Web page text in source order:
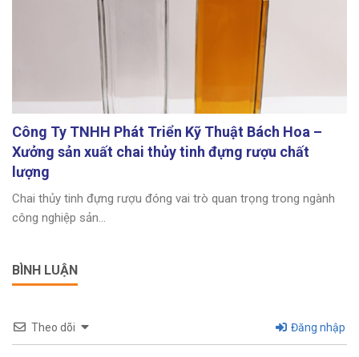
Công Ty TNHH Phát Triển Kỹ Thuật Bách Hoa –
Xưởng sản xuất chai thủy tinh đựng rượu chất
lượng
Chai thủy tinh đựng rượu đóng vai trò quan trọng trong ngành
công nghiệp sản...
BÌNH LUẬN
Theo dõi Đăng nhập